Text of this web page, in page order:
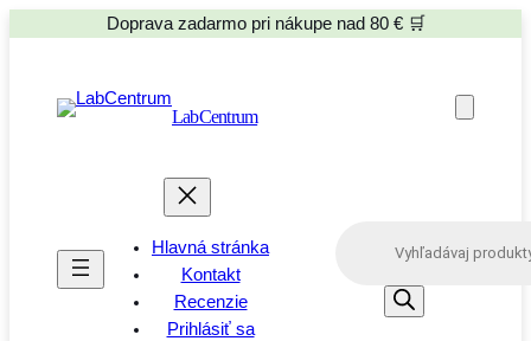
Doprava zadarmo pri nákupe nad 80 € 🛒
LabCentrum
Hlavná stránka
Kontakt
Recenzie
Prihlásiť sa